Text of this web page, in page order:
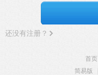
还没有注册？
首页
简易版